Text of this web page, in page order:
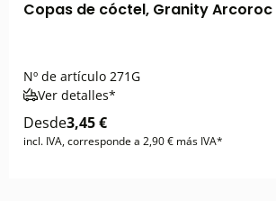
Copas de cóctel, Granity
Nº de artículo 271G
Ver detalles*
Desde3,45 €
incl. IVA, corresponde a 2,90 € más IVA*